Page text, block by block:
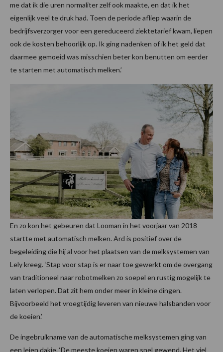
me dat ik die uren normaliter zelf ook maakte, en dat ik het
eigenlijk veel te druk had. Toen de periode afliep waarin de
bedrijfsverzorger voor een gereduceerd ziektetarief kwam, liepen
ook de kosten behoorlijk op. Ik ging nadenken of ik het geld dat
daarmee gemoeid was misschien beter kon benutten om eerder
te starten met automatisch melken.’
En zo kon het gebeuren dat Looman in het voorjaar van 2018
startte met automatisch melken. Ard is positief over de
begeleiding die hij al voor het plaatsen van de melksystemen van
Lely kreeg. ‘Stap voor stap is er naar toe gewerkt om de overgang
van traditioneel naar robotmelken zo soepel en rustig mogelijk te
laten verlopen. Dat zit hem onder meer in kleine dingen.
Bijvoorbeeld het vroegtijdig leveren van nieuwe halsbanden voor
de koeien.’
De ingebruikname van de automatische melksystemen ging van
een leien dakje. ‘De meeste koeien waren snel gewend. Het viel